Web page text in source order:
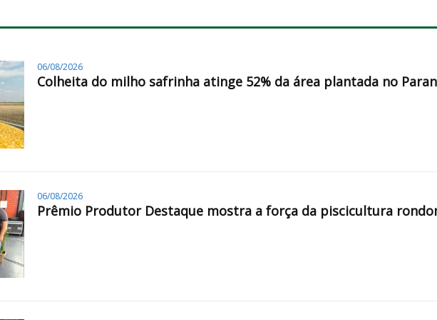
06/08/2026
Colheita do milho safrinha atinge 52% da área plantada no
06/08/2026
Prêmio Produtor Destaque mostra a força da piscicultura